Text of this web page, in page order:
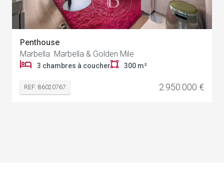
Penthouse
Marbella Marbella & Golden Mile
3 chambres à coucher 300 m²
REF: 86020767 2.950.000 €